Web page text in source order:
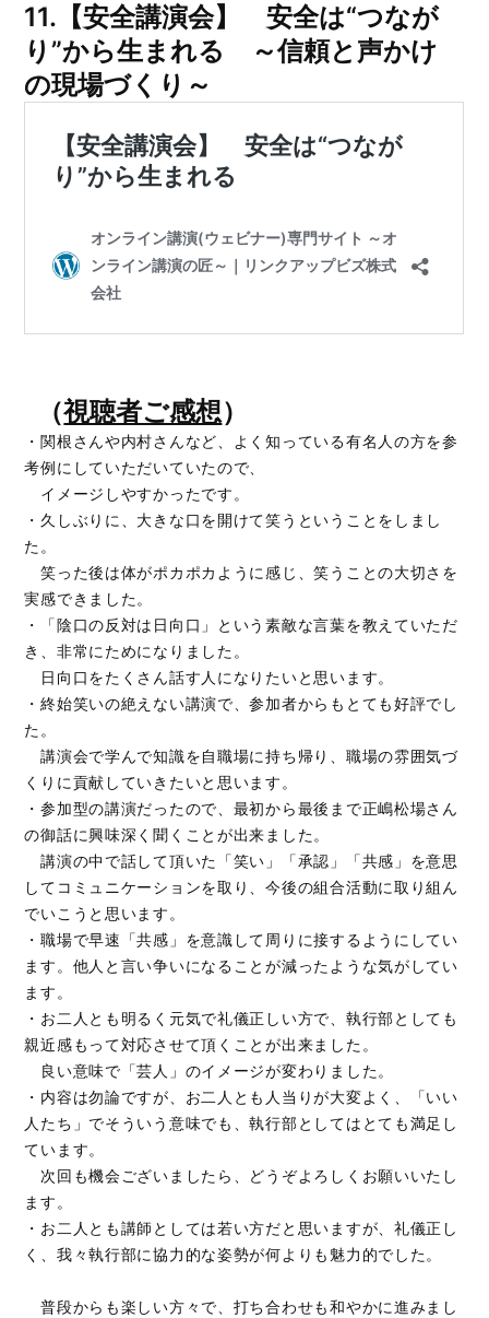
11.【安全講演会】 安全は“つなが
り”から生まれる ～信頼と声かけ
の現場づくり～
（視聴者ご感想）
・関根さんや内村さんなど、よく知っている有名人の方を参
考例にしていただいていたので、
イメージしやすかったです。
・久しぶりに、大きな口を開けて笑うということをしまし
た。
笑った後は体がポカポカように感じ、笑うことの大切さを
実感できました。
・「陰口の反対は日向口」という素敵な言葉を教えていただ
き、非常にためになりました。
日向口をたくさん話す人になりたいと思います。
・終始笑いの絶えない講演で、参加者からもとても好評でし
た。
講演会で学んで知識を自職場に持ち帰り、職場の雰囲気づ
くりに貢献していきたいと思います。
・参加型の講演だったので、最初から最後まで正嶋松場さん
の御話に興味深く聞くことが出来ました。
講演の中で話して頂いた「笑い」「承認」「共感」を意思
してコミュニケーションを取り、今後の組合活動に取り組ん
でいこうと思います。
・職場で早速「共感」を意識して周りに接するようにしてい
ます。他人と言い争いになることが減ったような気がしてい
ます。
・お二人とも明るく元気で礼儀正しい方で、執行部としても
親近感もって対応させて頂くことが出来ました。
良い意味で「芸人」のイメージが変わりました。
・内容は勿論ですが、お二人とも人当りが大変よく、「いい
人たち」でそういう意味でも、執行部としてはとても満足し
ています。
次回も機会ございましたら、どうぞよろしくお願いいたし
ます。
・お二人とも講師としては若い方だと思いますが、礼儀正し
く、我々執行部に協力的な姿勢が何よりも魅力的でした。
普段からも楽しい方々で、打ち合わせも和やかに進みまし